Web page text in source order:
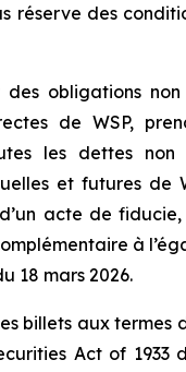
réserve des
des obligations
de WSP,
les dettes non
et futures de
acte de
à
18 mars 2026.
billets aux termes
Act of 1933